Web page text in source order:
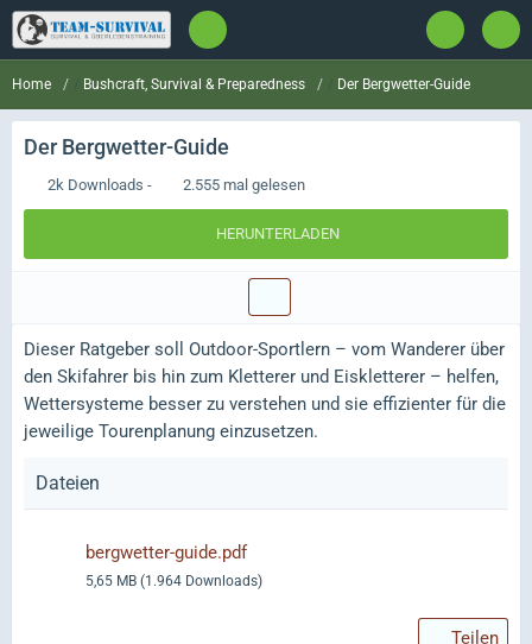
Home Bushcraft, Survival & Preparedness Der Bergwetter-Guide
Der Bergwetter-Guide
2k Downloads - 2.555 mal gelesen
HERUNTERLADEN
Dieser Ratgeber soll Outdoor-Sportlern – vom Wanderer über
den Skifahrer bis hin zum Kletterer und Eiskletterer – helfen,
Wettersysteme besser zu verstehen und sie effizienter für die
jeweilige Tourenplanung einzusetzen.
Dateien
bergwetter-guide.pdf
5,65 MB (1.964 Downloads)
Teilen